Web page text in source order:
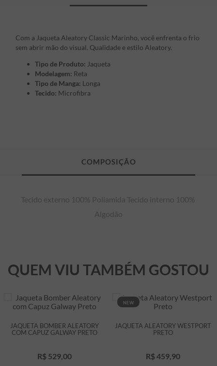
Com a Jaqueta Aleatory Classic Marinho, você enfrenta o frio
sem abrir mão do visual. Qualidade e estilo Aleatory.
Tipo de Produto: Jaqueta
Modelagem: Reta
Tipo de Manga: Longa
Tecido: Microfibra
Tecido externo 100% Poliamida Tecido interno 100%
Algodão
QUEM VIU TAMBÉM GOSTOU
JAQUETA BOMBER ALEATORY
COM CAPUZ GALWAY PRETO
R$ 529,00
NEW
JAQUETA ALEATORY WESTPORT
PRETO
R$459,90